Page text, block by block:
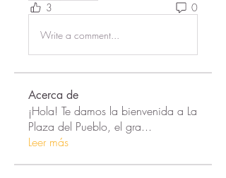
3 0
Write a comment...
Acerca de
¡Hola! Te damos la bienvenida a La
Plaza del Pueblo, el gra...
Leer más